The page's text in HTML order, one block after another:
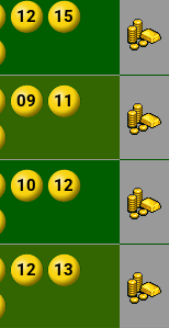
12
15
09
11
10
12
12
13